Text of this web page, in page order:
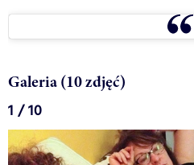
Galeria (10 zdjęć)
1 / 10